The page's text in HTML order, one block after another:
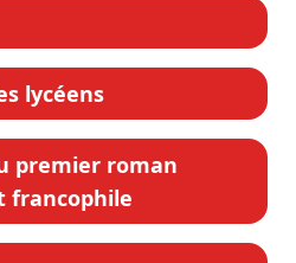
lycéens
premier roman
francophile